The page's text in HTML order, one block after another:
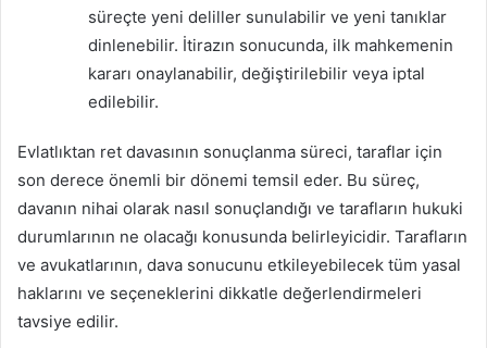
süreçte yeni deliller sunulabilir ve yeni tanıklar
dinlenebilir. İtirazın sonucunda, ilk mahkemenin
kararı onaylanabilir, değiştirilebilir veya iptal
edilebilir.
Evlatlıktan ret davasının sonuçlanma süreci, taraflar için
son derece önemli bir dönemi temsil eder. Bu süreç,
davanın nihai olarak nasıl sonuçlandığı ve tarafların hukuki
durumlarının ne olacağı konusunda belirleyicidir. Tarafların
ve avukatlarının, dava sonucunu etkileyebilecek tüm yasal
haklarını ve seçeneklerini dikkatle değerlendirmeleri
tavsiye edilir.